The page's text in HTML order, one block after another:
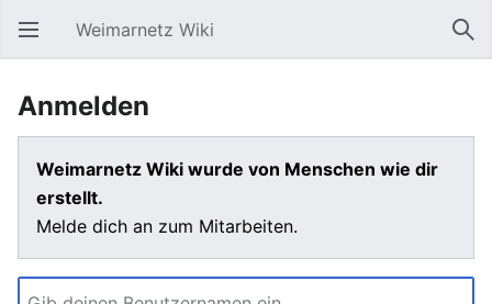
Hauptmenü öffnen Weimarnetz Wiki
Anmelden
Weimarnetz Wiki wurde von Menschen wie dir
erstellt.
Melde dich an zum Mitarbeiten.